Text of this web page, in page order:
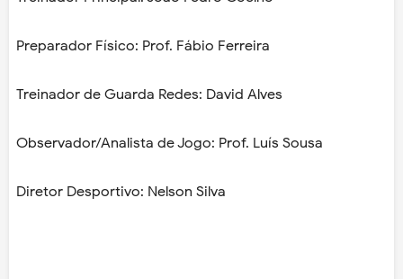
Preparador Físico: Prof. Fábio Ferreira
Treinador de Guarda Redes: David Alves
Observador/Analista de Jogo: Prof. Luís Sousa
Diretor Desportivo: Nelson Silva